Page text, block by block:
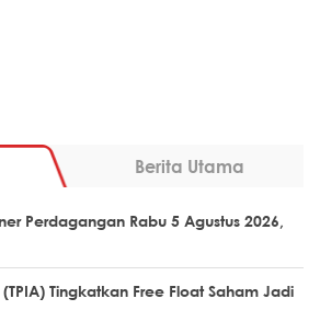
Berita Utama
Perdagangan Rabu 5 Agustus 2026,
Tingkatkan Free Float Saham Jadi